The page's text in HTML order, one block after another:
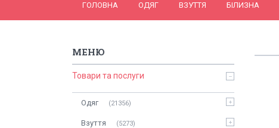
ГОЛОВНА ОДЯГ ВЗУТТЯ БІЛИЗНА
Товари та послуги
Одяг 21356
Взуття 5273